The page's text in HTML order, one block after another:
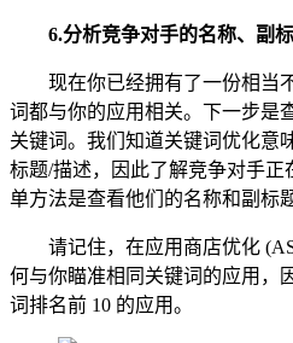
6.分析竞争对手的名称、副
现在你已经拥有了一份相当
词都与你的应用相关。下一步是
关键词。我们知道关键词优化意
标题/描述，因此了解竞争对手正
单方法是查看他们的名称和副标
请记住，在应用商店优化
何与你瞄准相同关键词的应用，
词排名前 10 的应用。